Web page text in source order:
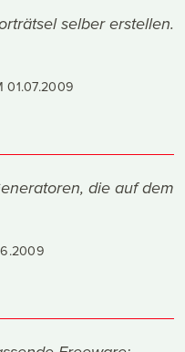
selber erstellen.
01.07.2009
die auf dem